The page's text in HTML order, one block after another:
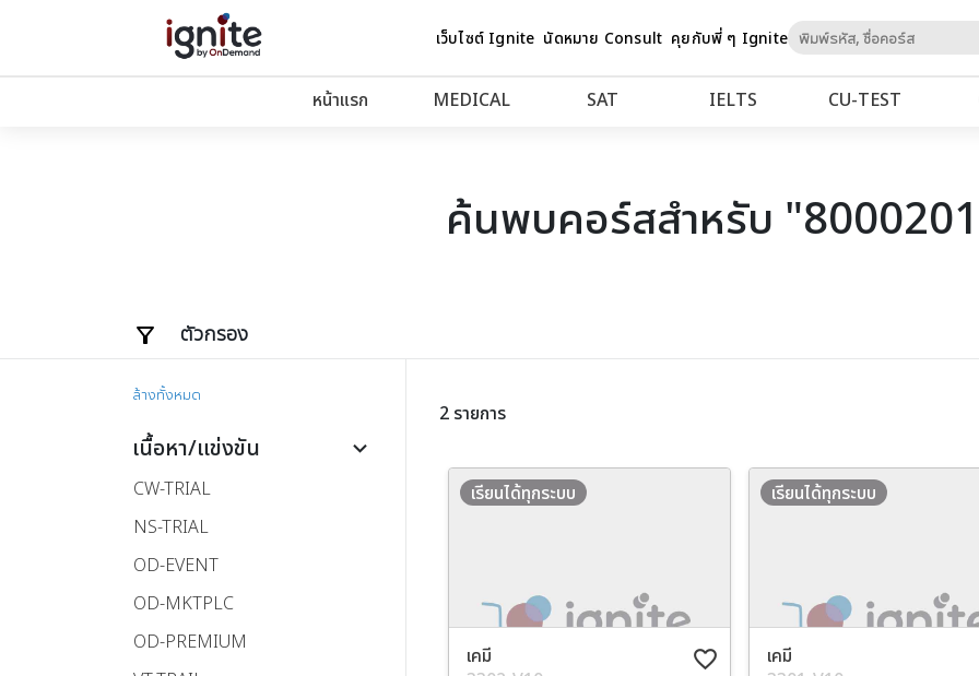
เว็บไซต์ Ignite นัดหมาย Consult คุยกับพี่ ๆ Igniteto
หน้าแรก MEDICAL SAT IELTS CU‑TEST
ค้นพบคอร์สสำหรับ
ตัวกรอง
ล้างทั้งหมด
เนื้อหา/แข่งขัน keyboard_arrow_down
CW-TRIAL
NS-TRIAL
OD-EVENT
OD-MKTPLC
OD-PREMIUM
2 รายการ
favorite_border
เคมี
เรียนได้ทุกระบบ
เคมี
เรียนได้ทุกระบบ